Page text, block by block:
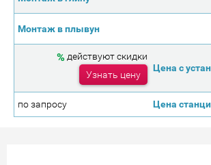
%действуют скидки
Узнать цену
по запросу